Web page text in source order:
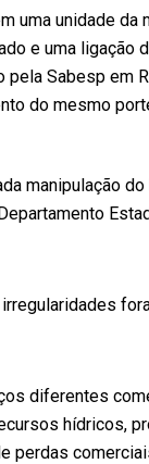
uma unidade da
e uma ligação
Sabesp em
do mesmo
manipulação
diferentes
hídricos,
perdas